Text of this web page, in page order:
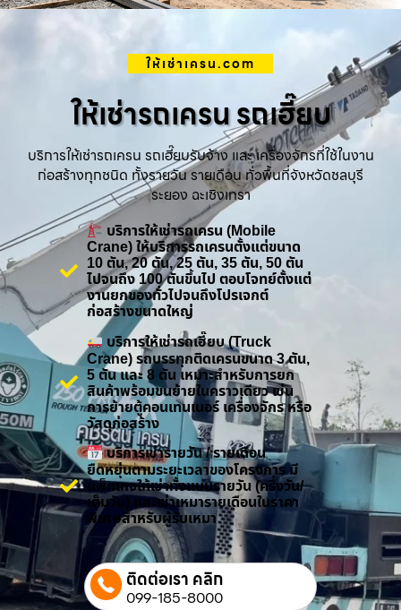
ให้เช่าเครน.com
ให้เช่ารถเครน รถเฮี๊ยบ
บริการให้เช่ารถเครน รถเฮี๊ยบรับจ้าง และ เครื่องจักรที่ใช้ในงาน
ก่อสร้างทุกชนิด ทั้งรายวัน รายเดือน ทั่วพื้นที่จังหวัดชลบุรี
ระยอง ฉะเชิงเทรา
บริการให้เช่ารถเครน (Mobile
Crane) ให้บริการรถเครนตั้งแต่ขนาด
10 ตัน, 20 ตัน, 25 ตัน, 35 ตัน, 50 ตัน
ไปจนถึง 100 ตันขึ้นไป ตอบโจทย์ตั้งแต่
งานยกของทั่วไปจนถึงโปรเจกต์
ก่อสร้างขนาดใหญ่
บริการให้เช่ารถเฮี๊ยบ (Truck
Crane) รถบรรทุกติดเครนขนาด 3 ตัน,
5 ตัน และ 8 ตัน เหมาะสำหรับการยก
สินค้าพร้อมขนย้ายในคราวเดียว เช่น
การย้ายตู้คอนเทนเนอร์ เครื่องจักร หรือ
วัสดุก่อสร้าง
บริการเช่ารายวัน / รายเดือน
ยืดหยุ่นตามระยะเวลาของโครงการ มี
แพ็กเกจให้เช่าทั้งแบบรายวัน (ครึ่งวัน/
เต็มวัน) และเช่าเหมารายเดือนในราคา
พิเศษสำหรับผู้รับเหมา
ติดต่อเรา คลิก
099-185-8000